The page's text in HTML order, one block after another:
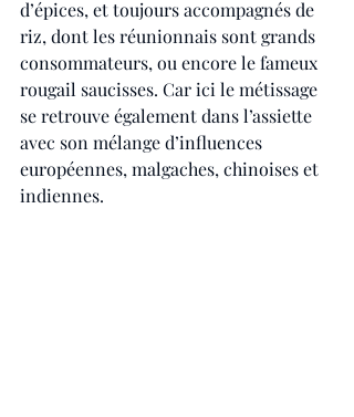
d’épices, et toujours accompagnés de
riz, dont les réunionnais sont grands
consommateurs, ou encore le fameux
rougail saucisses. Car ici le métissage
se retrouve également dans l’assiette
avec son mélange d’influences
européennes, malgaches, chinoises et
indiennes.